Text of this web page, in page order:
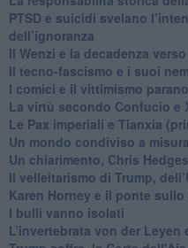
PTSD e suicidi svelano
dell’ignoranza
Il Wenzi e la decadenza
​Il tecno-fascismo e i suoi
​I comici e il vittimismo
​La virtù secondo Confucio e
Le Pax imperiali e Tianxia
Un mondo condiviso a
​Un chiarimento, Chris
Il velleitarismo di Trump,
​Karen Horney e il ponte sullo
​I bulli vanno isolati
L’invertebrata von der Leyen